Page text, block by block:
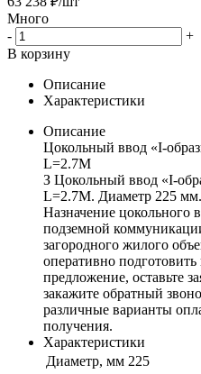
Много
-
+
В корзину
Описание
Характеристики
Описание
Цокольный ввод «I-
L=2.7М
З Цокольный ввод «I-
L=2.7М. Диаметр 225
Назначение цокольного
подземной
загородного жилого
оперативно
предложение, оставьте
закажите обратный
различные варианты
получения.
Характеристики
Диаметр, мм 225